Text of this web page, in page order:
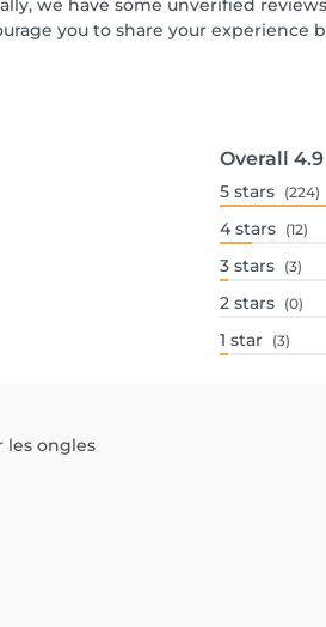
we have some unverified
you to share your
Overall 4.9
5 stars (224)
4 stars (12)
3 stars (3)
2 stars (0)
1 star (3)
les ongles